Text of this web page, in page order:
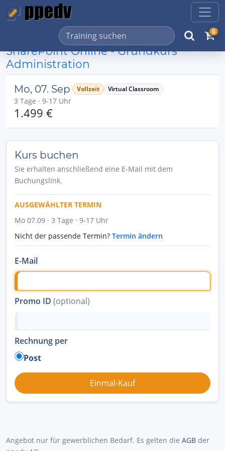
0
SharePoint Online - Grundkurs
Administration
Mo, 07. Sep Vollzeit Virtual Classroom
3 Tage · 9-17 Uhr
1.499 €
Kurs buchen
Sie erhalten anschließend eine E-Mail mit dem
Buchungslink.
AUSGEWÄHLTER TERMIN
Mo 07.09 · 3 Tage · 9-17 Uhr
Nicht der passende Termin? Termin ändern
E-Mail
Promo ID (optional)
Rechnung per
Post
Angebot nur für gewerblichen Bedarf. Es gelten die AGB der